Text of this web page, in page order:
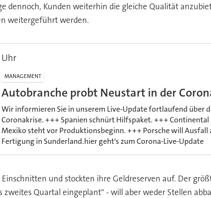
dennoch, Kunden weiterhin die gleiche Qualität
weitergeführt werden.
MANAGEMENT
Autobranche probt Neustart in der
Wir informieren Sie in unserem Live-Update fortlaufend über
Coronakrise. +++ Spanien schnürt Hilfspaket. +++
Mexiko steht vor Produktionsbeginn. +++ Porsche will
Fertigung in Sunderland.hier geht's zum Corona-Live-Update
und stockten ihre Geldreserven auf. Der
Quartal eingeplant" - will aber weder Stellen